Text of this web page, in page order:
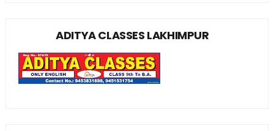
ADITYA CLASSES LAKHIMPUR